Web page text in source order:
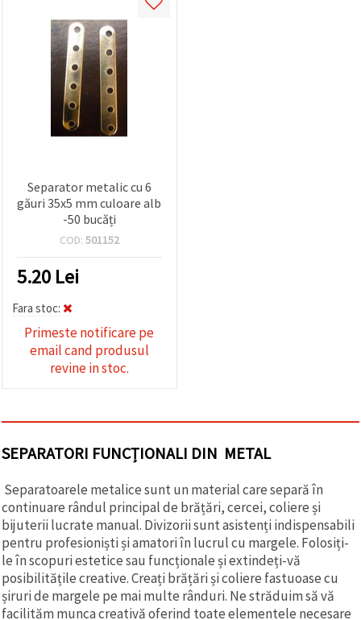
Separator metalic cu 6
găuri 35x5 mm culoare alb
-50 bucăți
COD: 501152
5.20 Lei
Fara stoc:
Primeste notificare pe
email cand produsul
revine in stoc.
SEPARATORI FUNCȚIONALI DIN METAL
Separatoarele metalice sunt un material care separă în
continuare rândul principal de brățări, cercei, coliere și
bijuterii lucrate manual. Divizorii sunt asistenți indispensabili
pentru profesioniști și amatori în lucrul cu margele. Folosiți-
le în scopuri estetice sau funcționale și extindeți-vă
posibilitățile creative. Creați brățări și coliere fastuoase cu
șiruri de margele pe mai multe rânduri. Ne străduim să vă
facilităm munca creativă oferind toate elementele necesare